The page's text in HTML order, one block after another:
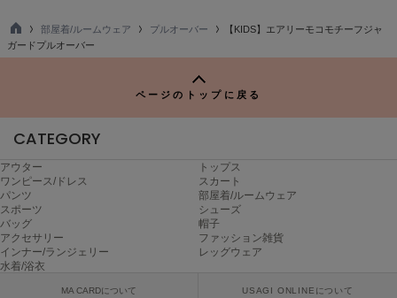
Onitsuka Tiger
オニツカ タイガー
オル
PATRICK
パトリック
Philly chocolate
フィリーチョコレート
TO
P
部屋着/ルームウェア プルオーバー
【KIDS】エアリーモコモチーフジャ
ガードプルオーバー
ページのトップに戻る
CATEGORY
アウター
トップス
ワンピース/ドレス
スカート
パンツ
部屋着/ルームウェア
スポーツ
シューズ
バッグ
帽子
アクセサリー
ファッション雑貨
インナー/ランジェリー
レッグウェア
水着/浴衣
MA CARDについて USAGI ONLINEについて